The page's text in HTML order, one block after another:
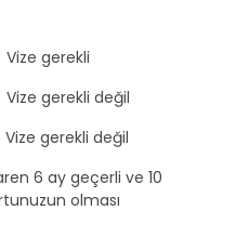
gerekli
değil
gerekli değil
6 ay geçerli ve 10
olması